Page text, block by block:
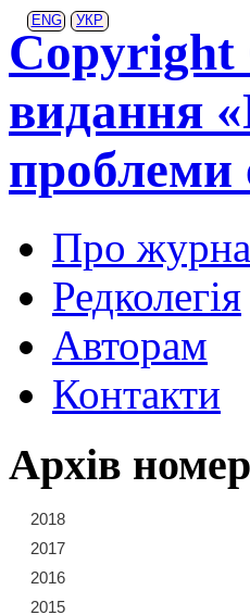
ENG УКР
Copyright
видання
проблеми
Про
Редколегія
Авторам
Контакти
Архів
2018
2017
2016
2015